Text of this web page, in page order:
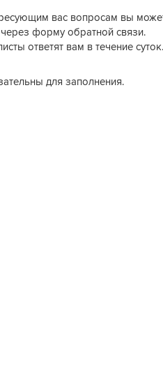
вас вопросам вы
форму обратной связи.
ответят вам в течение суток.
для заполнения.